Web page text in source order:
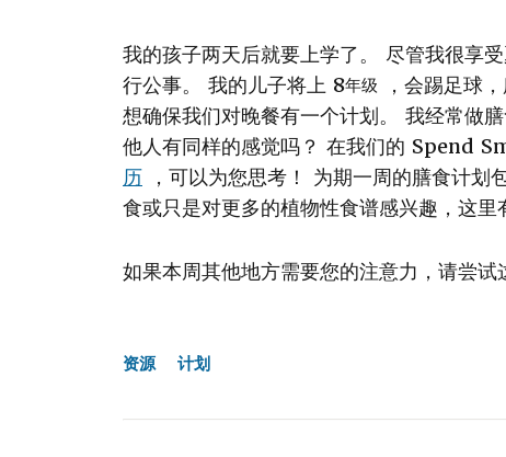
我的孩子两天后就要上学了。 尽管我很享
行公事。 我的儿子将上 8年级
，会踢足球
想确保我们对晚餐有一个计划。 我经常做
他人有同样的感觉吗？ 在我们的 Spend
历 ，可以为您思考！ 为期一周的膳食计
食或只是对更多的植物性食谱感兴趣，这里
如果本周其他地方需要您的注意力，请尝
资源 计划